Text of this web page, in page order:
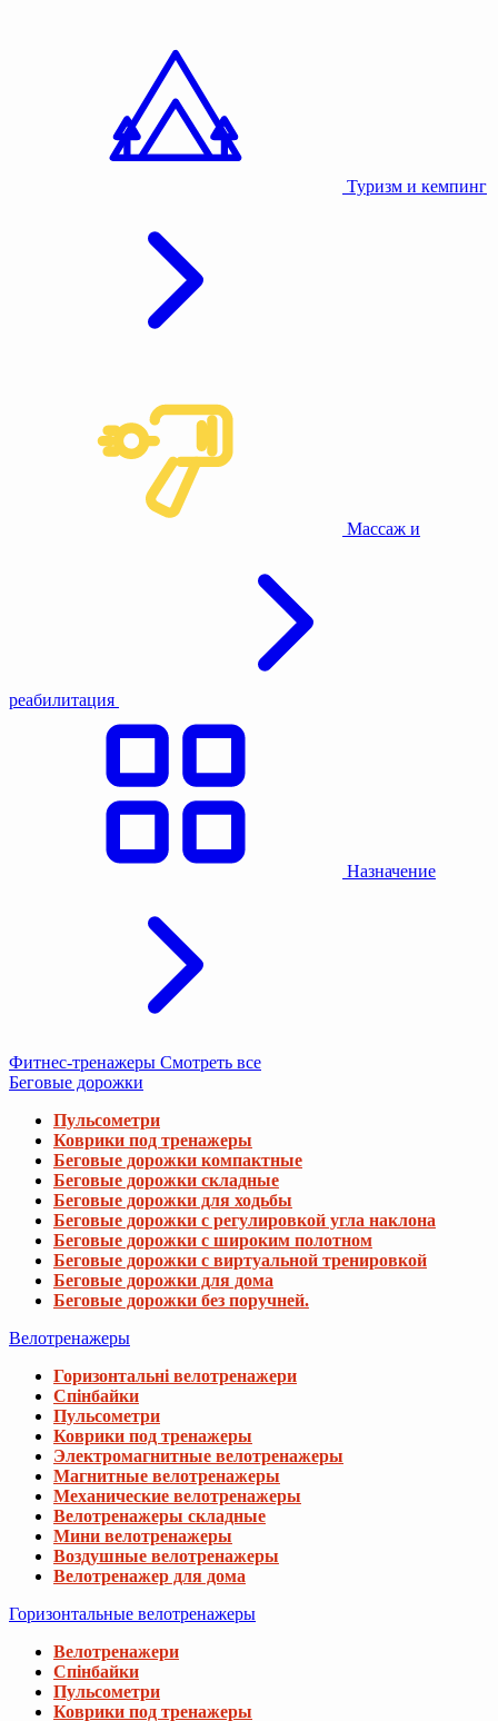
Туризм и кемпинг
Массаж и
реабилитация
Назначение
Фитнес-тренажеры Смотреть все
Беговые дорожки
Пульсометри
Коврики под тренажеры
Беговые дорожки компактные
Беговые дорожки складные
Беговые дорожки для ходьбы
Беговые дорожки с регулировкой угла наклона
Беговые дорожки с широким полотном
Беговые дорожки с виртуальной тренировкой
Беговые дорожки для дома
Беговые дорожки без поручней.
Велотренажеры
Горизонтальні велотренажери
Спінбайки
Пульсометри
Коврики под тренажеры
Электромагнитные велотренажеры
Магнитные велотренажеры
Механические велотренажеры
Велотренажеры складные
Мини велотренажеры
Воздушные велотренажеры
Велотренажер для дома
Горизонтальные велотренажеры
Велотренажери
Спінбайки
Пульсометри
Коврики под тренажеры